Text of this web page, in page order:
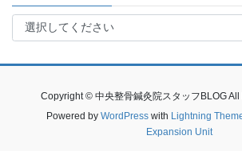
Copyright © 中央整骨鍼灸院スタッフBLOG All
Powered by WordPresswith Lightning
Expansion Unit